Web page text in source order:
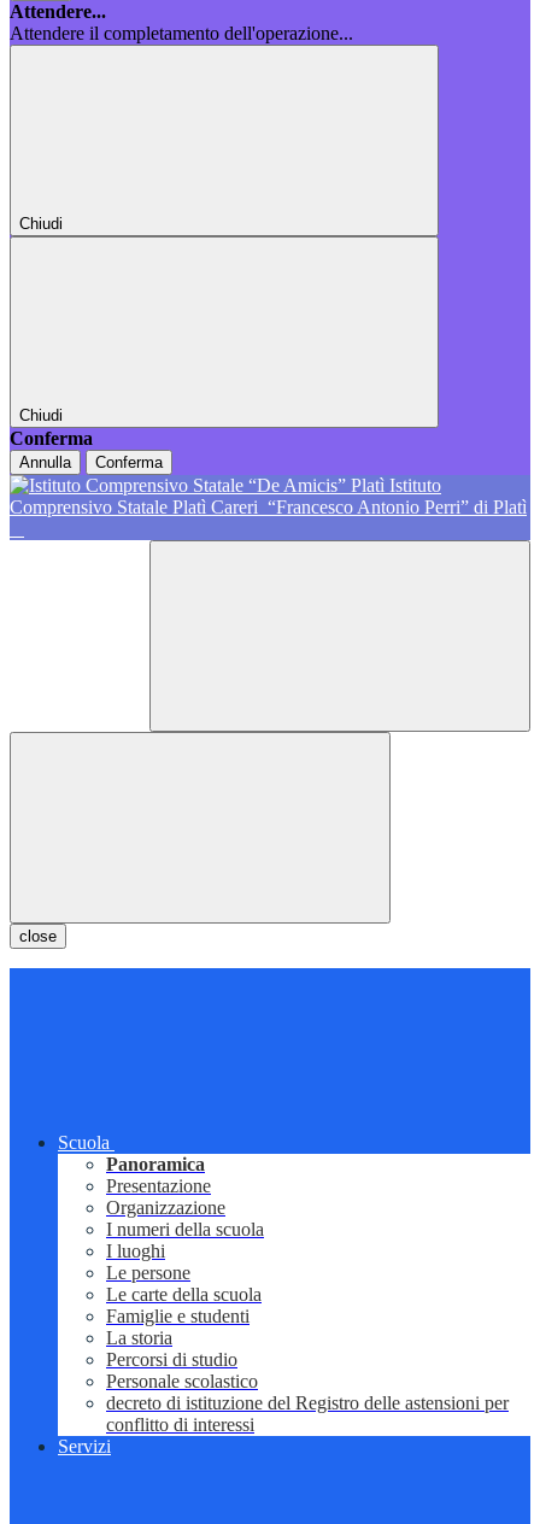
Attendere...
Attendere il completamento dell'operazione...
Chiudi
Chiudi
Conferma
Annulla Conferma
Istituto
Comprensivo Statale Platì Careri “Francesco Antonio Perri” di Platì
close
Scuola
Panoramica
Presentazione
Organizzazione
I numeri della scuola
I luoghi
Le persone
Le carte della scuola
Famiglie e studenti
La storia
Percorsi di studio
Personale scolastico
decreto di istituzione del Registro delle astensioni per
conflitto di interessi
Servizi